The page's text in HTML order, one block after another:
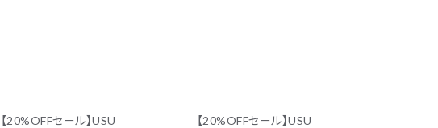
【20%OFFセール】USU
【20%OFFセール】USU